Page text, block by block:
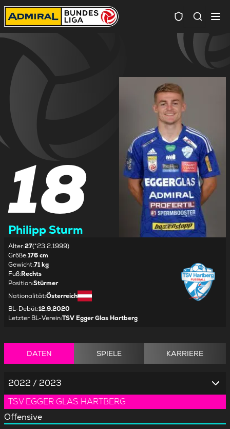
18
Philipp Sturm
Alter:27(*23.2.1999)
Größe:176 cm
Gewicht:71 kg
Fuß:Rechts
Position:Stürmer
Nationalität:Österreich
BL-Debüt:12.9.2020
Letzter BL-Verein:TSV Egger Glas Hartberg
DATEN SPIELE KARRIERE
2022 / 2023
TSV EGGER GLAS HARTBERG
Offensive